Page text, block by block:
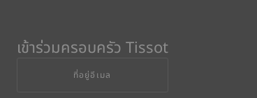
เข้าร่วมครอบครัว Tissot
ที่อยู่อีเมล